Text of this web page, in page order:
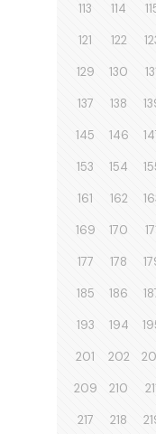
113 114
121 122
129 130
137 138
145 146
153 154
161 162
169 170
177 178
185 186
193 194
201 202
209 210
217 218